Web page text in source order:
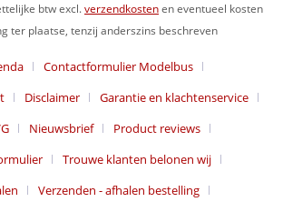
btw excl.verzendkostenen eventueel kosten
ter plaatse, tenzij anderszins beschreven
Contactformulier Modelbus
Disclaimer
Garantie en klachtenservice
Nieuwsbrief
Product reviews
Trouwe klanten belonen wij
Verzenden - afhalen bestelling